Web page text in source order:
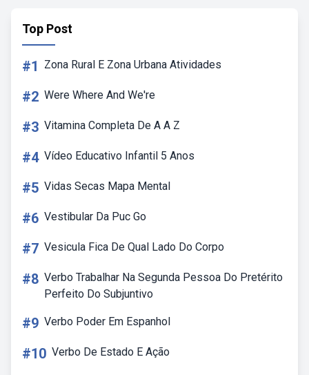
Top Post
#1 Zona Rural E Zona Urbana Atividades
#2 Were Where And We're
#3 Vitamina Completa De A A Z
#4 Vídeo Educativo Infantil 5 Anos
#5 Vidas Secas Mapa Mental
#6 Vestibular Da Puc Go
#7 Vesicula Fica De Qual Lado Do Corpo
#8 Verbo Trabalhar Na Segunda Pessoa Do Pretérito
Perfeito Do Subjuntivo
#9 Verbo Poder Em Espanhol
#10 Verbo De Estado E Ação